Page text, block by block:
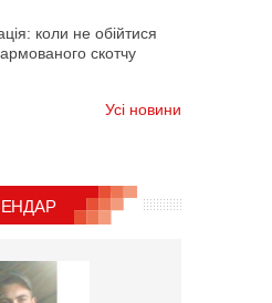
коли не обійтися
скотчу
Усі новини